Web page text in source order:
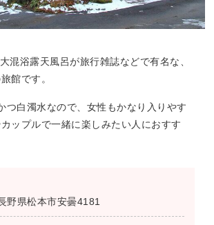
混浴露天風呂が旅行雑誌などで有名な、
館です。
つ白濁水なので、女性もかなり入りやす
ップルで一緒に楽しみたい人におすす
野県松本市安曇4181